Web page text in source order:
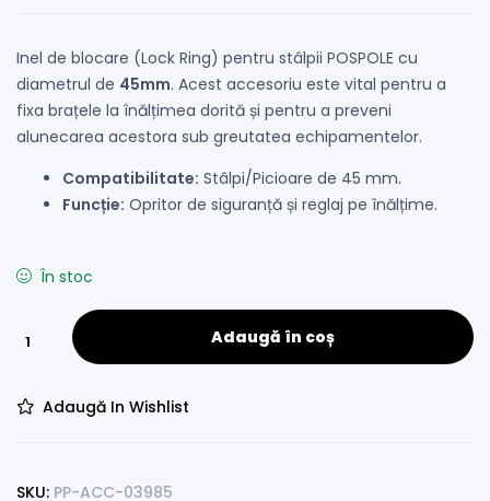
Inel de blocare (Lock Ring) pentru stâlpii POSPOLE cu
diametrul de 45mm. Acest accesoriu este vital pentru a
fixa brațele la înălțimea dorită și pentru a preveni
alunecarea acestora sub greutatea echipamentelor.
Compatibilitate: Stâlpi/Picioare de 45 mm.
Funcție: Opritor de siguranță și reglaj pe înălțime.
În stoc
Adaugă în coș
Adaugă In Wishlist
SKU: PP-ACC-03985